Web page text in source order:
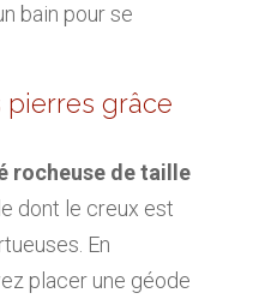
bain pour se
pierres grâce
rocheuse de taille
dont le creux est
En
placer une géode